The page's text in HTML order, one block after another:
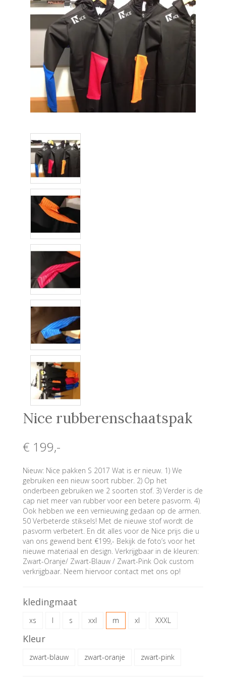
Nice rubberenschaatspak
€ 199,-
Nieuw: Nice pakken S 2017 Wat is er nieuw. 1) We
gebruiken een nieuw soort rubber. 2) Op het
onderbeen gebruiken we 2 soorten stof. 3) Verder is de
cap niet meer van rubber voor een betere pasvorm. 4)
Ook hebben we een vernieuwing gedaan op de armen.
50 Verbeterde stiksels! Met de nieuwe stof wordt de
pasvorm verbetert. En dit alles voor de Nice prijs die u
van ons gewend bent €199,- Bekijk de foto’s voor het
nieuwe materiaal en design. Verkrijgbaar in de kleuren:
Zwart-Oranje/ Zwart-Blauw / Zwart-Pink Ook custom
verkrijgbaar. Neem hiervoor contact met ons op!
kledingmaat
xs l s xxl m xl XXXL
Kleur
zwart-blauw zwart-oranje zwart-pink